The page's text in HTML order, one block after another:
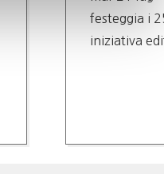
festeggia i
iniziativa